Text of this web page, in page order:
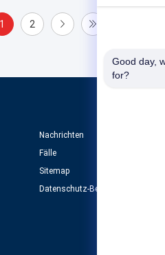
1 2
Nachrichten
Fälle
Sitemap
Datenschutz-Bestimmungen
Good day,
for?